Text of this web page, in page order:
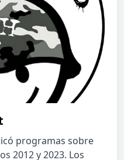
programas sobre
2012 y 2023. Los